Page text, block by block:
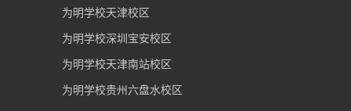
为明学校天津校区
为明学校深圳宝安校区
为明学校天津南站校区
为明学校贵州六盘水校区